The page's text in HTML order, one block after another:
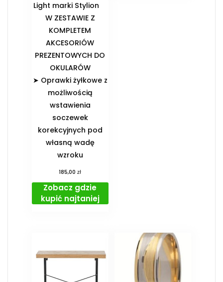
Light marki Stylion
️W ZESTAWIE Z
KOMPLETEM
AKCESORIÓW
PREZENTOWYCH DO
OKULARÓW️
➤ Oprawki żyłkowe z
możliwością
wstawienia
soczewek
korekcyjnych pod
własną wadę
wzroku
185,00zł
Zobacz gdzie
kupić najtaniej